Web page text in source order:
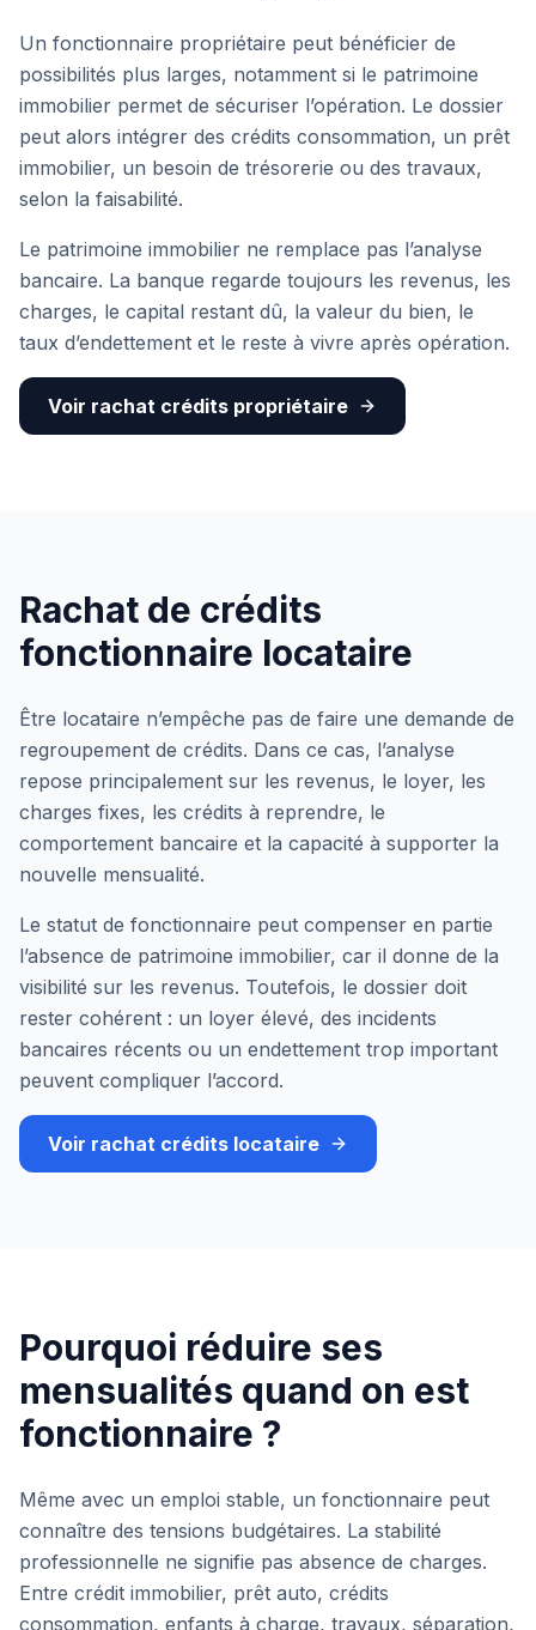
Un fonctionnaire propriétaire peut bénéficier de
possibilités plus larges, notamment si le patrimoine
immobilier permet de sécuriser l’opération. Le dossier
peut alors intégrer des crédits consommation, un prêt
immobilier, un besoin de trésorerie ou des travaux,
selon la faisabilité.
Le patrimoine immobilier ne remplace pas l’analyse
bancaire. La banque regarde toujours les revenus, les
charges, le capital restant dû, la valeur du bien, le
taux d’endettement et le reste à vivre après opération.
Voir rachat crédits propriétaire
Rachat de crédits
fonctionnaire locataire
Être locataire n’empêche pas de faire une demande de
regroupement de crédits. Dans ce cas, l’analyse
repose principalement sur les revenus, le loyer, les
charges fixes, les crédits à reprendre, le
comportement bancaire et la capacité à supporter la
nouvelle mensualité.
Le statut de fonctionnaire peut compenser en partie
l’absence de patrimoine immobilier, car il donne de la
visibilité sur les revenus. Toutefois, le dossier doit
rester cohérent : un loyer élevé, des incidents
bancaires récents ou un endettement trop important
peuvent compliquer l’accord.
Voir rachat crédits locataire
Pourquoi réduire ses
mensualités quand on est
fonctionnaire ?
Même avec un emploi stable, un fonctionnaire peut
connaître des tensions budgétaires. La stabilité
professionnelle ne signifie pas absence de charges.
Entre crédit immobilier, prêt auto, crédits
consommation, enfants à charge, travaux, séparation,